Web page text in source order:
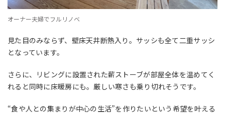
オーナー夫婦でフルリノベ
見た目のみならず、壁床天井断熱入り。サッシも全て二重サッシ
となっています。
さらに、リビングに設置された薪ストーブが部屋全体を温めてく
れると同時に床暖房にも。厳しい寒さも乗り切れそうです。
“食や人との集まりが中心の生活”を作りたいという希望を叶える